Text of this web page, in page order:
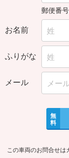
郵便番
お名前
ふりがな
メール
無
料
この車両のお問合せは